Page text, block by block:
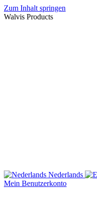
Zum Inhalt springen
Walvis Products
Nederlands
Mein Benutzerkonto